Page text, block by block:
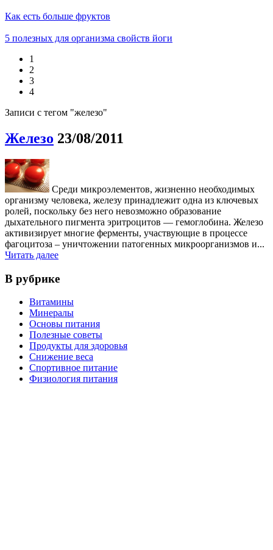
Как есть больше фруктов
5 полезных для организма свойств йоги
1
2
3
4
Записи с тегом "железо"
Железо 23/08/2011
Среди микроэлементов, жизненно необходимых
организму человека, железу принадлежит одна из ключевых
ролей, поскольку без него невозможно образование
дыхательного пигмента эритроцитов — гемоглобина. Железо
активизирует многие ферменты, участвующие в процессе
фагоцитоза – уничтожении патогенных микроорганизмов и...
Читать далее
В рубрике
Витамины
Минералы
Основы питания
Полезные советы
Продукты для здоровья
Снижение веса
Спортивное питание
Физиология питания